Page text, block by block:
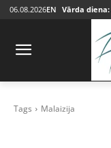
06.08.2026EN Vārda diena:
Tags Malaizija